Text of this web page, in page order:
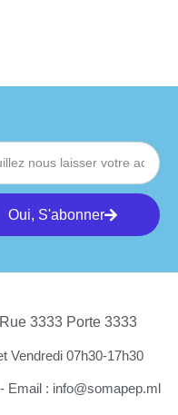
Oui, S'abonner
3333 Porte 3333
Vendredi 07h30-17h30
Email : info@somapep.ml